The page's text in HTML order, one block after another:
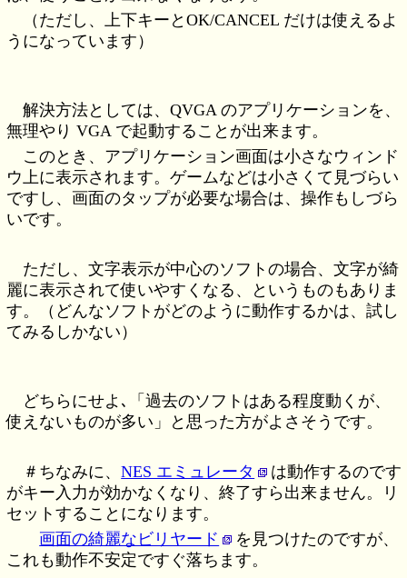
（ただし、上下キーとOK/CANCEL だけは使えるよ
うになっています）
解決方法としては、QVGA のアプリケーションを、
無理やり VGA で起動することが出来ます。
このとき、アプリケーション画面は小さなウィンド
ウ上に表示されます。ゲームなどは小さくて見づらい
ですし、画面のタップが必要な場合は、操作もしづら
いです。
ただし、文字表示が中心のソフトの場合、文字が綺
麗に表示されて使いやすくなる、というものもありま
す。（どんなソフトがどのように動作するかは、試し
てみるしかない）
どちらにせよ､「過去のソフトはある程度動くが、
使えないものが多い」と思った方がよさそうです。
＃ちなみに、NES エミュレータ
は動作するのです
がキー入力が効かなくなり、終了すら出来ません。リ
セットすることになります。
画面の綺麗なビリヤード
を見つけたのですが、
これも動作不安定ですぐ落ちます。